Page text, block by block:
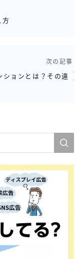
方
次の記事
ョンとは？その違